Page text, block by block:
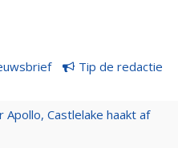
Tip de redactie
Castlelake haakt af